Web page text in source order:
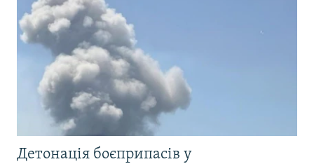
Детонація боєприпасів у